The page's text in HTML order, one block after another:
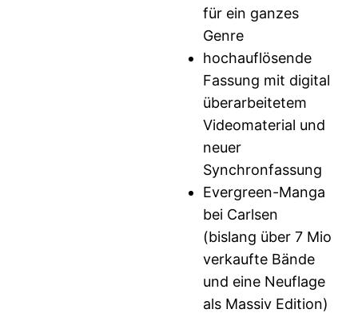
für ein ganzes
Genre
hochauflösende
Fassung mit digital
überarbeitetem
Videomaterial und
neuer
Synchronfassung
Evergreen-Manga
bei Carlsen
(bislang über 7 Mio
verkaufte Bände
und eine Neuflage
als Massiv Edition)